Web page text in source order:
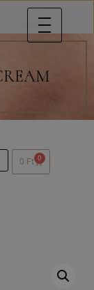
0 Ft 0